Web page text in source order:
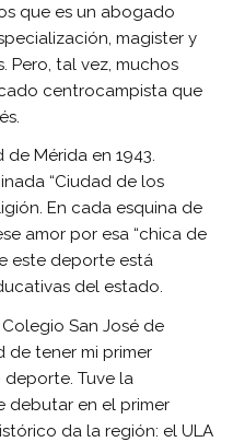
que es un abogado
magister y
Pero, tal vez, muchos
centrocampista que
Mérida en 1943.
“Ciudad de los
En cada esquina de
amor por esa “chica de
este deporte está
del estado.
San José de
de tener mi primer
Tuve la
debutar en el primer
da la región: el ULA